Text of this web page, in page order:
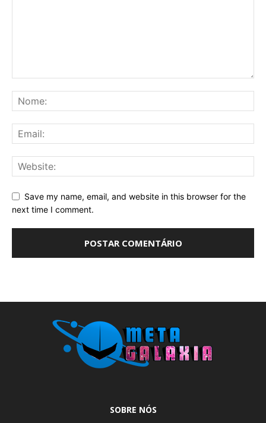
Save my name, email, and website in this browser for the
next time I comment.
SOBRE NÓS